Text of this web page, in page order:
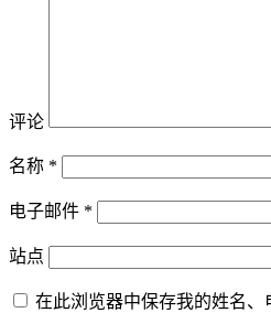
评论
名称 *
电子邮件 *
站点
在此浏览器中保存我的姓名、